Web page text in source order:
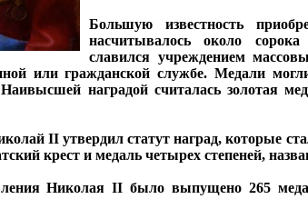
Большую известность
насчитывалось около
славился учреждением
или гражданской службе. Медали
наградой считалась золотая
II утвердил статут наград, которые
крест и медаль четырех степеней,
Николая II было выпущено 265